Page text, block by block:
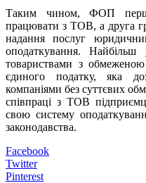
Таким чином, ФОП
працювати з ТОВ, а друга
надання послуг
оподаткування. Найбільш
товариствами з обмеженою
єдиного податку, яка
компаніями без суттєвих
співпраці з ТОВ
свою систему
законодавства.
Facebook
Twitter
Pinterest